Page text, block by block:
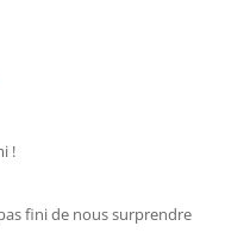
!
fini de nous surprendre